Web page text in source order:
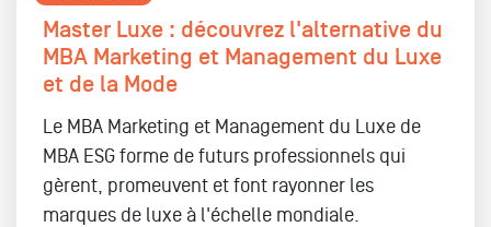
Master Luxe : découvrez l'alternative du
MBA Marketing et Management du Luxe
et de la Mode
Le MBA Marketing et Management du Luxe de
MBA ESG forme de futurs professionnels qui
gèrent, promeuvent et font rayonner les
marques de luxe à l'échelle mondiale.